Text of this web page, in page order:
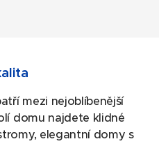
mezi nejoblíbenější
domu najdete klidné
elegantní domy s